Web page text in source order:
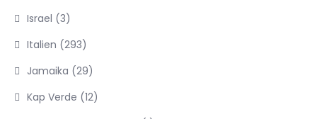
Israel (3)
Italien (293)
Jamaika (29)
Kap Verde (12)